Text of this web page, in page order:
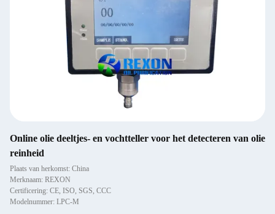
Online olie deeltjes- en vochtteller voor het detecteren van olie
reinheid
Plaats van herkomst: China
Merknaam: REXON
Certificering: CE, ISO, SGS, CCC
Modelnummer: LPC-M